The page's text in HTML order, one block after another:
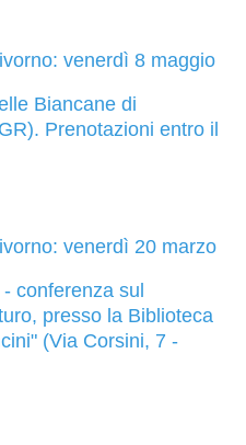
venerdì 8 maggio
Biancane di
Prenotazioni entro il
venerdì 20 marzo
conferenza sul
presso la Biblioteca
(Via Corsini, 7 -